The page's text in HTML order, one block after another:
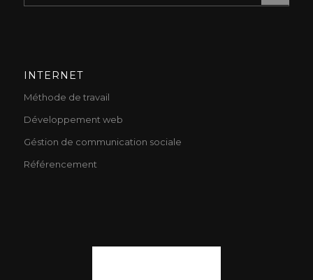
INTERNET
Méthode de travail
Développement web
Géstion de communication sociale
Référencement